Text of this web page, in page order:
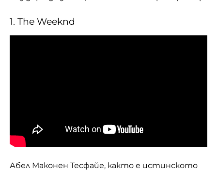
1. The Weeknd
Абел Маконен Тесфайе, както е истинското